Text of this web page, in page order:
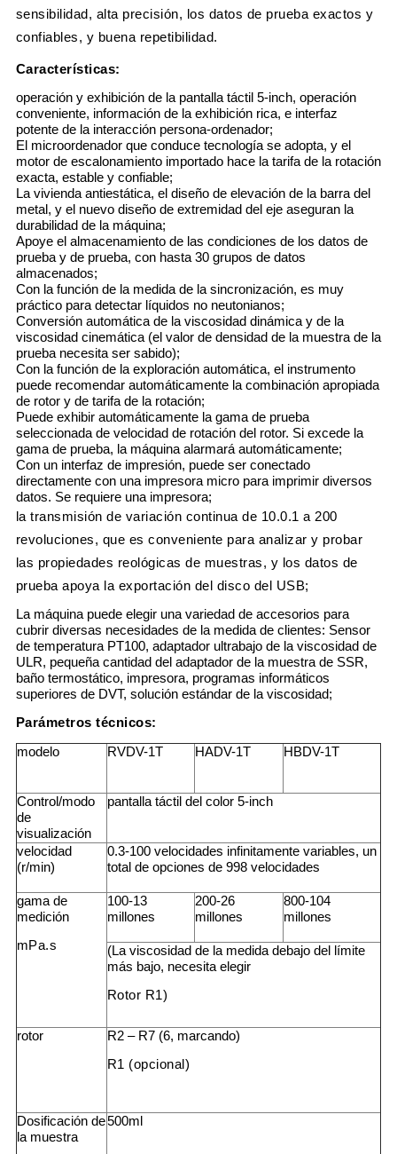
sensibilidad, alta precisión, los datos de prueba exactos y
confiables, y buena repetibilidad.
Características:
operación y exhibición de la pantalla táctil 5-inch, operación
conveniente, información de la exhibición rica, e interfaz
potente de la interacción persona-ordenador;
El microordenador que conduce tecnología se adopta, y el
motor de escalonamiento importado hace la tarifa de la rotación
exacta, estable y confiable;
La vivienda antiestática, el diseño de elevación de la barra del
metal, y el nuevo diseño de extremidad del eje aseguran la
durabilidad de la máquina;
Apoye el almacenamiento de las condiciones de los datos de
prueba y de prueba, con hasta 30 grupos de datos
almacenados;
Con la función de la medida de la sincronización, es muy
práctico para detectar líquidos no neutonianos;
Conversión automática de la viscosidad dinámica y de la
viscosidad cinemática (el valor de densidad de la muestra de la
prueba necesita ser sabido);
Con la función de la exploración automática, el instrumento
puede recomendar automáticamente la combinación apropiada
de rotor y de tarifa de la rotación;
Puede exhibir automáticamente la gama de prueba
seleccionada de velocidad de rotación del rotor. Si excede la
gama de prueba, la máquina alarmará automáticamente;
Con un interfaz de impresión, puede ser conectado
directamente con una impresora micro para imprimir diversos
datos. Se requiere una impresora;
la transmisión de variación continua de 10.0.1 a 200
revoluciones, que es conveniente para analizar y probar
las propiedades reológicas de muestras, y los datos de
prueba apoya la exportación del disco del USB;
La máquina puede elegir una variedad de accesorios para
cubrir diversas necesidades de la medida de clientes: Sensor
de temperatura PT100, adaptador ultrabajo de la viscosidad de
ULR, pequeña cantidad del adaptador de la muestra de SSR,
baño termostático, impresora, programas informáticos
superiores de DVT, solución estándar de la viscosidad;
Parámetros técnicos:
modelo
RVDV-1T HADV-1T HBDV-1T
Control/modo
de
visualización
pantalla táctil del color 5-inch
velocidad
(r/min)
0.3-100 velocidades infinitamente variables, un
total de opciones de 998 velocidades
gama de
medición
mPa.s
100-13
millones
200-26
millones
800-104
millones
(La viscosidad de la medida debajo del límite
más bajo, necesita elegir
Rotor R1)
rotor
R2 – R7 (6, marcando)
R1 (opcional)
Dosificación de
la muestra
500ml